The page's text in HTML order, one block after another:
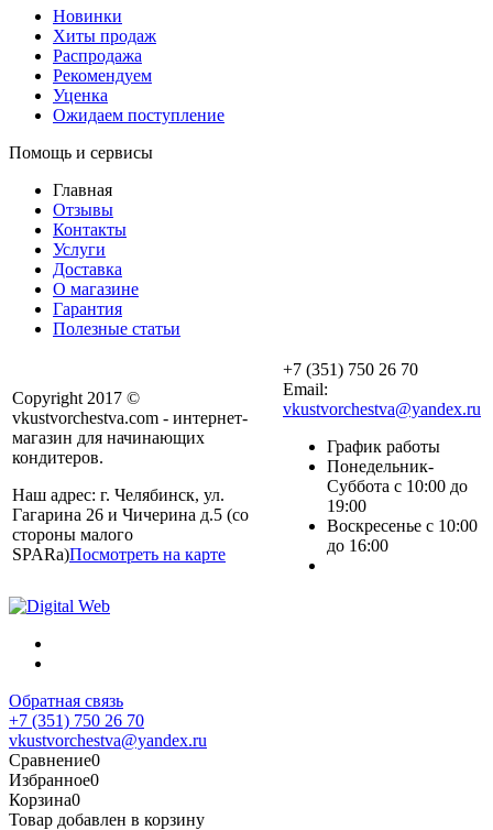
Новинки
Хиты продаж
Распродажа
Рекомендуем
Уценка
Ожидаем поступление
Помощь и сервисы
Главная
Отзывы
Контакты
Услуги
Доставка
О магазине
Гарантия
Полезные статьи
Copyright 2017 ©
vkustvorchestva.com - интернет-
магазин для начинающих
кондитеров.
Наш адрес: г. Челябинск, ул.
Гагарина 26 и Чичерина д.5 (со
стороны малого
SPARa)Посмотреть на карте
+7 (351) 750 26 70
Email:
vkustvorchestva@yandex.ru
График работы
Понедельник-
Суббота с 10:00 до
19:00
Воскресенье с 10:00
до 16:00
Обратная связь
+7 (351) 750 26 70
vkustvorchestva@yandex.ru
Сравнение0
Избранное0
Корзина0
Товар добавлен в корзину